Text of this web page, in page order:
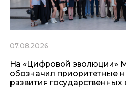
07.08.2026
На «Цифровой эволюции»
обозначил приоритетные
развития государственных